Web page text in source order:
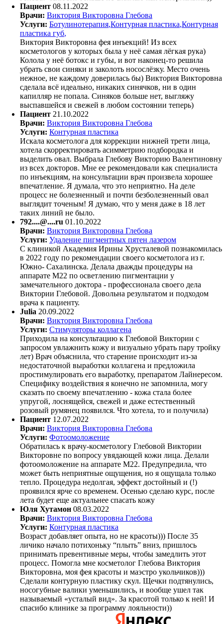
Пациент 08.11.2022
Врачи: Виктория Викторовна Глебова
Услуги: Ботулинотерапия,Контурная пластика,Контурная
пластика губ,
Виктория Викторовна фея инъекций! Из всех
косметологов у которых была у неё самая лёгкая рука)
Колола у неё ботокс и губы, и вот наконец-то решила
убрать свои синяки и заколоть носослёзку. Место очень
нежное, не каждому доверилась бы) Виктория Викторовна
сделала всё идеально, никаких синячков, ни в один
капилляр не попала. Синяков больше нет, выгляжу
выспавшейся и свежей в любом состоянии теперь)
Пациент 21.10.2022
Врачи: Виктория Викторовна Глебова
Услуги: Контурная пластика
Искала косметолога для коррекции нижней трети лица,
хотела скорректировать асимметрию подбородка и
выделить овал. Выбрала Глебову Викторию Валентиновну
из всех докторов. Мне ее рекомендовали как специалиста
по инъекциям, на консультации врач произвела хорошее
впечатление. Я думала, что это неприятно. На деле
процесс не болезненный и почти безболезненный овал
выглядит точеным! Я думаю, что у меня даже в 18 лет
таких линий не было.
792....@....ru 01.10.2022
Врачи: Виктория Викторовна Глебова
Услуги: Удаление пигментных пятен лазером
С клиникой Академия Ирины Хрусталевой познакомилась
в 2022 году по рекомендации своего косметолога из г.
Южно- Сахалинска. Делала дважды процедуры на
аппарате М22 по осветлению пигментации у
замечательного доктора - профессионала своего дела
Виктории Глебовой. Довольна результатом и подходом
врача к пациенту.
Julia 20.09.2022
Врачи: Виктория Викторовна Глебова
Услуги: Стимуляторы коллагена
Приходила на консультацию к Глебовой Виктории с
запросом увлажнить кожу и визуально убрать пару тройку
лет) Врач объяснила, что старение происходит из-за
недостаточной выработки коллагена и предложила
простимулировать его выработку, препаратом Лайнересом.
Специфику воздействия я конечно не запомнила, могу
сказать по своему впечатлению - кожа стала более
упругой, лоснящейся, свежей и даже естественный
розовый румянец появился. Что хотела, то и получила)
Пациент 12.07.2022
Врачи: Виктория Викторовна Глебова
Услуги: Фотоомоложение
Обратилась к врачу-косметологу Глебовой Виктории
Викторовне по вопросу увядающей кожи лица. Делали
фотоомоложение на аппарате М22. Предупредила, что
может быть неприятные ощущения, но я ощущала только
тепло. Процедура недолгая, эффект достойный и (!)
проявился ярче со временем. Осенью сделаю курс, после
лета будет еще актуальнее спасать кожу
Юля Хутамон 08.03.2022
Врачи: Виктория Викторовна Глебова
Услуги: Контурная пластика
Возраст добавляет опыта, но не красоты))) После 35
личико начало потихоньку “плыть” вниз, пришлось
принимать превентивные меры, чтобы замедлить этот
процесс. Помогла мне косметолог Глебова Виктория
Викторовна, моя фея красоты и маэстро укольчиков)))
Сделали контурную пластику скул. Щечки подтянулись,
носогубные валики уменьшились, и вообще ушел так
называемый «усталый вид». За красотой только к ней! И
спасибо клинике за программу лояльности))